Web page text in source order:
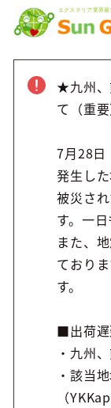
★九州、
て（重要
7月28日
発生した
被災さ
す。一
また、
ており
す。
■出荷遅
・九州
・該当
（